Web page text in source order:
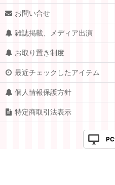
お問い合せ
雑誌掲載、メディア出演
お取り置き制度
最近チェックしたアイテム
個人情報保護方針
特定商取引法表示